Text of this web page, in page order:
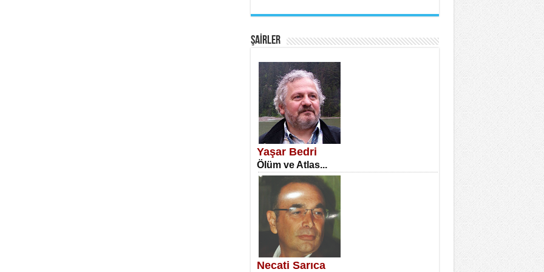
SATILMIŞ ÜMİT ÇETİNKAYA
Erkenlik...
NECLA DİLEK ARSLAN
Öğretmenler Günü Mahkemesi...
ŞAİRLER
Yaşar Bedri
Ölüm ve Atlas...
Necati Sarıca